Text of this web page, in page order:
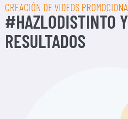
CREACIÓN DE VIDEOS
#HAZLODISTINTO
RESULTADOS